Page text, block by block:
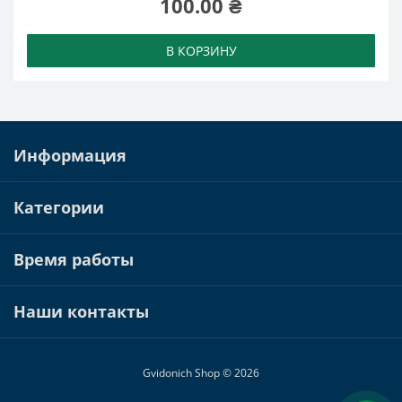
Ремешок Samsung Galaxy Watch Active (3)
Ремешок Samsung Galaxy Watch 46 мм (3)
Ремешки Samsung Galaxy Watch 42mm (3)
Ремешок Huawei Watch GT 2 Pro (3)
Ремешок Huawei Watch GT 2 46mm (3)
Ремешок Huawei Honor Magic Watch 2 46mm (3)
В КОРЗИНУ
Информация
Категории
Время работы
Наши контакты
Gvidonich Shop © 2026